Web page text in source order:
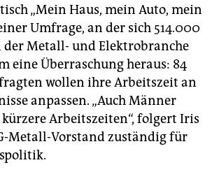
„Mein Haus, mein Auto, mein
Umfrage, an der sich 514.000
der Metall- und Elektrobranche
eine Überraschung heraus: 84
wollen ihre Arbeitszeit an
anpassen. „Auch Männer
Arbeitszeiten“, folgert Iris
Metall-Vorstand zuständig für